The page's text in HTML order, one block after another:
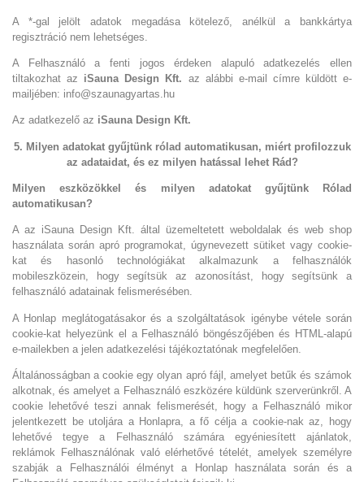
A *-gal jelölt adatok megadása kötelező, anélkül a bankkártya
regisztráció nem lehetséges.
A Felhasználó a fenti jogos érdeken alapuló adatkezelés ellen
tiltakozhat az iSauna Design Kft. az alábbi e-mail címre küldött e-
mailjében: info@szaunagyartas.hu
Az adatkezelő az iSauna Design Kft.
5. Milyen adatokat gyűjtünk rólad automatikusan, miért profilozzuk
az adataidat, és ez milyen hatással lehet Rád?
Milyen eszközökkel és milyen adatokat gyűjtünk Rólad
automatikusan?
A az iSauna Design Kft. által üzemeltetett weboldalak és web shop
használata során apró programokat, úgynevezett sütiket vagy cookie-
kat és hasonló technológiákat alkalmazunk a felhasználók
mobileszközein, hogy segítsük az azonosítást, hogy segítsünk a
felhasználó adatainak felismerésében.
A Honlap meglátogatásakor és a szolgáltatások igénybe vétele során
cookie-kat helyezünk el a Felhasználó böngészőjében és HTML-alapú
e-mailekben a jelen adatkezelési tájékoztatónak megfelelően.
Általánosságban a cookie egy olyan apró fájl, amelyet betűk és számok
alkotnak, és amelyet a Felhasználó eszközére küldünk szerverünkről. A
cookie lehetővé teszi annak felismerését, hogy a Felhasználó mikor
jelentkezett be utoljára a Honlapra, a fő célja a cookie-nak az, hogy
lehetővé tegye a Felhasználó számára egyéniesített ajánlatok,
reklámok Felhasználónak való elérhetővé tételét, amelyek személyre
szabják a Felhasználói élményt a Honlap használata során és a